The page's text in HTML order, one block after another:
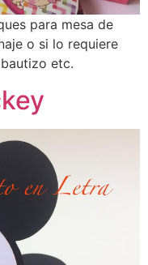
para mesa de
o si lo requiere
etc.